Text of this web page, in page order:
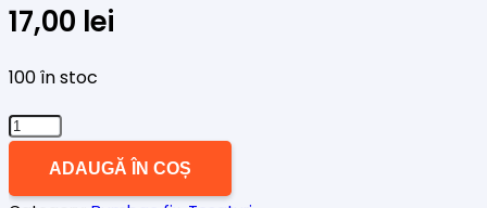
17,00 lei
100 în stoc
Cantitate
ADAUGĂ ÎN COȘ